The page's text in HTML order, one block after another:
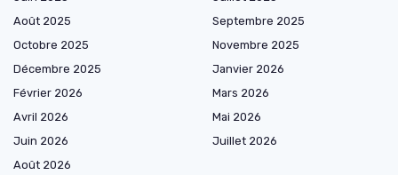
Août 2025
Septembre 2025
Octobre 2025
Novembre 2025
Décembre 2025
Janvier 2026
Février 2026
Mars 2026
Avril 2026
Mai 2026
Juin 2026
Juillet 2026
Août 2026